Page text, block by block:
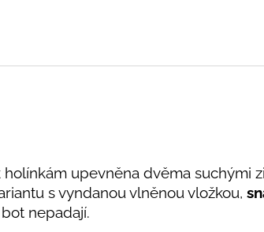
upevněna dvěma suchými
s vyndanou vlněnou vložkou,
nepadají.